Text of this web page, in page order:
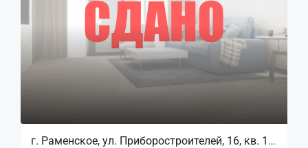
г. Раменское, ул. Приборостроителей, 16, кв. 186